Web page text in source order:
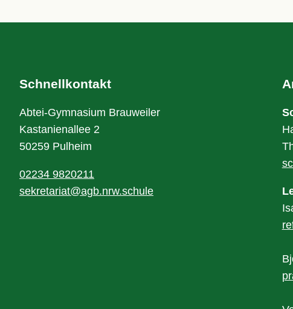
Schnellkontakt
Abtei-Gymnasium Brauweiler
Kastanienallee 2
50259 Pulheim
02234 9820211
sekretariat@agb.nrw.schule